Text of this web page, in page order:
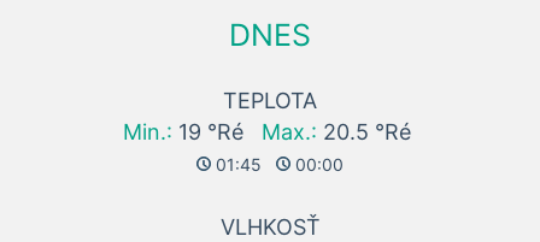
DNES
TEPLOTA
Min.: 19 °Ré Max.: 20.5 °Ré
01:45 00:00
VLHKOSŤ